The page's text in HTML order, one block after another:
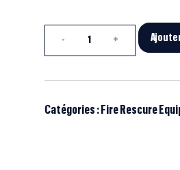
Catégories : Fire Rescure